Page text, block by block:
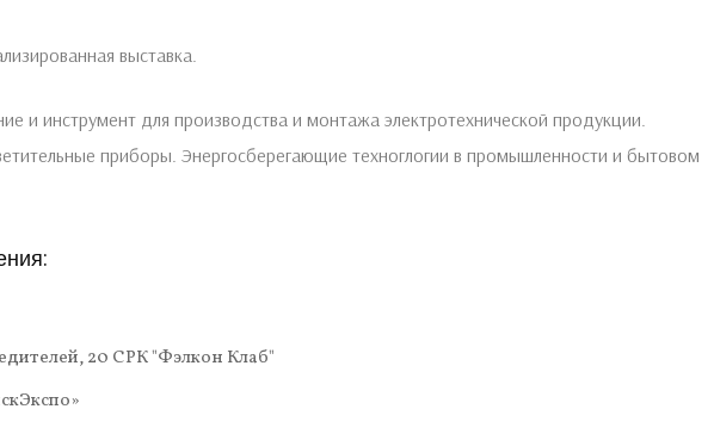
выставка.
и инструмент для производства и монтажа электротехнической продукции.
приборы. Энергосберегающие техноглогии в промышленности и бытовом
20 СРК "Фэлкон Клаб"